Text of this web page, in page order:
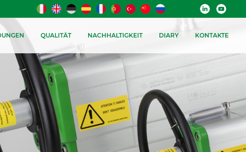
QUALITÄT NACHHALTIGKEIT DIARY KONTAKTE